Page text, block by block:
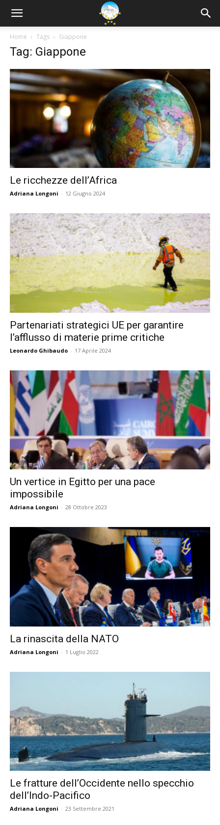
Home Tags Giappone
Tag: Giappone
Le ricchezze dell’Africa
Adriana Longoni - 12 Giugno 2024
Partenariati strategici UE per garantire
l’afflusso di materie prime critiche
Leonardo Ghibaudo - 17 Aprile 2024
Un vertice in Egitto per una pace
impossibile
Adriana Longoni - 28 Ottobre 2023
La rinascita della NATO
Adriana Longoni - 1 Luglio 2022
Le fratture dell’Occidente nello specchio
dell’Indo-Pacifico
Adriana Longoni - 23 Settembre 2021